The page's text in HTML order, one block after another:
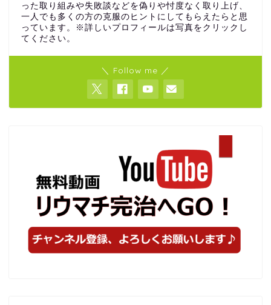
った取り組みや失敗談などを偽りや忖度なく取り上げ、
一人でも多くの方の克服のヒントにしてもらえたらと思
っています。※詳しいプロフィールは写真をクリックし
てください。
＼ Follow me ／